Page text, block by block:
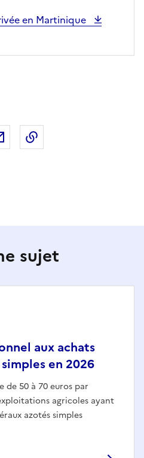
en Martinique
X (anciennement Twitter)
sur LinkedIn
Partager par email
sujet
aux achats
en 2026
de 50 à 70 euros par
agricoles ayant
azotés simples